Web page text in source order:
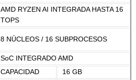
AMD RYZEN AI INTEGRADA HASTA 16
TOPS
8 NÚCLEOS / 16 SUBPROCESOS
SoC INTEGRADO AMD
CAPACIDAD
16 GB